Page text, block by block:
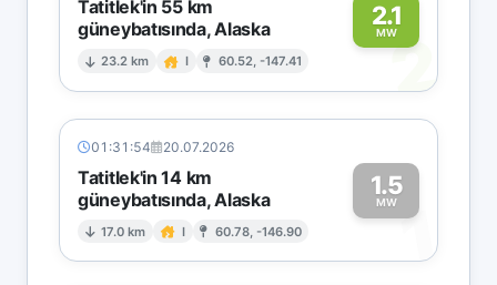
Tatitlek'in 55 km
güneybatısında, Alaska
23.2 km I 60.52, -147.41
2.1
MW2
01:31:54 20.07.2026
Tatitlek'in 14 km
güneybatısında, Alaska
17.0 km I 60.78, -146.90
1.5
MW1